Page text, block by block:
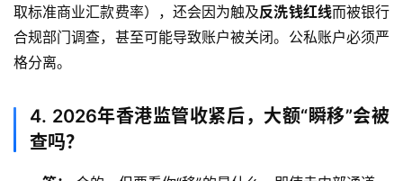
取标准商业汇款费率），还会因为触及反洗钱红线而被银行
合规部门调查，甚至可能导致账户被关闭。公私账户必须严
格分离。
4. 2026年香港监管收紧后，大额“瞬移”会被
查吗？